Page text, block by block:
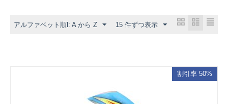
アルファベット順l: A から Z 15 件ずつ表示
割引率 50%